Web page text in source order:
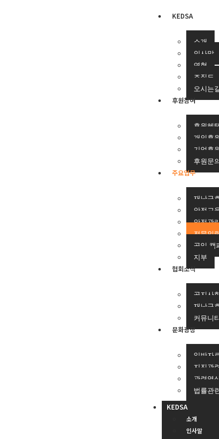
KEDSA
소개
인사말
연혁
조직도
오시는
후원참여
후원혜
개인후
기업후
후원문
주요업무
재난구
안전교
안전관
전문인
공익 캠
지부
협회소식
공지사
재난구
커뮤니
문화광장
일반자
지진관
관련영
법률관
KEDSA
소개
인사말